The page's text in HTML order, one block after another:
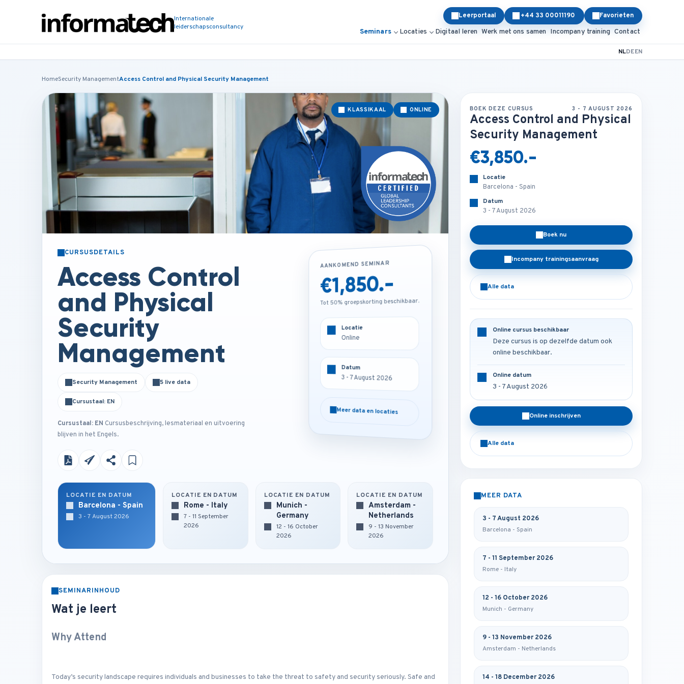
Internationale
leiderschapsconsultancy
Leerportaal +44 33 00011190 Favorieten
Seminars Locaties Digitaal leren Werk met ons samen Incompany training Contact
NLDEEN
HomeSecurity ManagementAccess Control and Physical Security Management
KLASSIKAAL ONLINE
CURSUSDETAILS
Access Control
and Physical
Security
Management
Security Management 5 live data
Cursustaal: EN
Cursustaal: EN Cursusbeschrijving, lesmateriaal en uitvoering
blijven in het Engels.
AANKOMEND SEMINAR
€3,850.-
Tot 50% groepskorting beschikbaar.
Barcelona - Spain
3 - 7 August 2026
Meer data en locaties
AANKOMEND SEMINAR
€1,850.-
Tot 50% groepskorting beschikbaar.
Locatie
Online
Datum
3 - 7 August 2026
Meer data en locaties
LOCATIE EN DATUM
Barcelona - Spain
3 - 7 August 2026
LOCATIE EN DATUM
Rome - Italy
7 - 11 September
2026
LOCATIE EN DATUM
Munich -
Germany
12 - 16 October
2026
LOCATIE EN DATUM
Amsterdam -
Netherlands
9 - 13 November
2026
SEMINARINHOUD
Wat je leert
Why Attend
Today’s security landscape requires individuals and businesses to take the threat to safety and security seriously. Safe and
BOEK DEZE CURSUS 3 - 7 AUGUST 2026
Access Control and Physical
Security Management
€3,850.-
Locatie
Barcelona - Spain
Datum
3 - 7 August 2026
Boek nu
Incompany trainingsaanvraag
Alle data
Online cursus beschikbaar
Deze cursus is op dezelfde datum ook
online beschikbaar.
Online datum
3 - 7 August 2026
Online inschrijven
Alle data
MEER DATA
3 - 7 August 2026
Barcelona - Spain
7 - 11 September 2026
Rome - Italy
12 - 16 October 2026
Munich - Germany
9 - 13 November 2026
Amsterdam - Netherlands
14 - 18 December 2026